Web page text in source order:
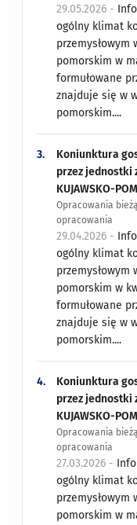
29.05.2026 -
ogólny klimat
pomorskim w
formułowane
znajduje się w
pomorskim....
3.
Koniunktura
przez jednostki
KUJAWSKO-
Opracowania
opracowania
29.04.2026 -
ogólny klimat
pomorskim w
formułowane
znajduje się w
pomorskim....
4.
Koniunktura
przez jednostki
KUJAWSKO-
Opracowania
opracowania
27.03.2026 -
ogólny klimat
pomorskim w